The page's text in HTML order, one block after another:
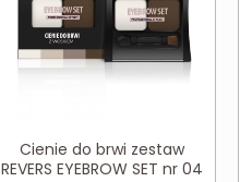
Cienie do brwi zestaw
REVERS EYEBROW SET nr 04